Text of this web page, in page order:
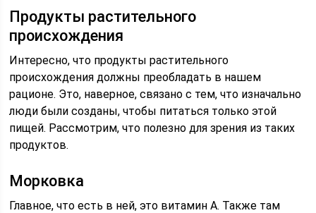
Продукты растительного
происхождения
Интересно, что продукты растительного
происхождения должны преобладать в нашем
рационе. Это, наверное, связано с тем, что изначально
люди были созданы, чтобы питаться только этой
пищей. Рассмотрим, что полезно для зрения из таких
продуктов.
Морковка
Главное, что есть в ней, это витамин А. Также там